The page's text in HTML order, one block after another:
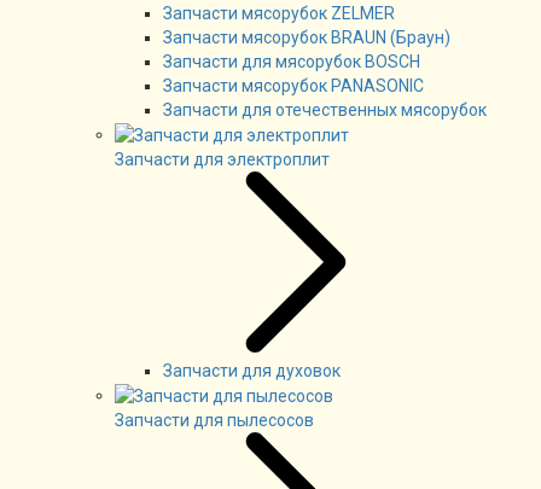
Запчасти мясорубок ZELMER
Запчасти мясорубок BRAUN (Браун)
Запчасти для мясорубок BOSCH
Запчасти мясорубок PANASONIC
Запчасти для отечественных мясорубок
Запчасти для электроплит
Запчасти для духовок
Запчасти для пылесосов